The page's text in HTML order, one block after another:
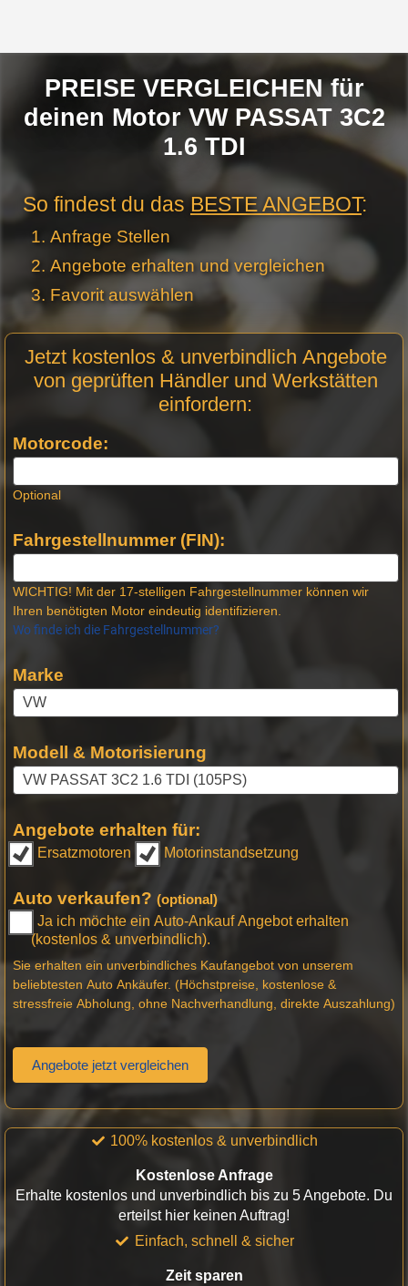
PREISE VERGLEICHEN für
deinen Motor VW PASSAT 3C2
1.6 TDI
So findest du dasBESTE ANGEBOT:
Anfrage Stellen
Angebote erhalten und vergleichen
Favorit auswählen
Anfrage
Stellen -
Jetzt kostenlos & unverbindlich Angebote
von geprüften Händler und Werkstätten
einfordern:
Motorcode:
Optional
Fahrgestellnummer (FIN):
WICHTIG! Mit der 17-stelligen Fahrgestellnummer können wir
Ihren benötigten Motor eindeutig identifizieren.
Wo finde ich die Fahrgestellnummer?
Marke
Modell & Motorisierung
Angebote erhalten für:
Ersatzmotoren Motorinstandsetzung
Auto verkaufen? (optional)
Ja ich möchte ein Auto-Ankauf Angebot erhalten
(kostenlos & unverbindlich).
Sie erhalten ein unverbindliches Kaufangebot von unserem
beliebtesten Auto Ankäufer. (Höchstpreise, kostenlose &
stressfreie Abholung, ohne Nachverhandlung, direkte Auszahlung)
Angebote jetzt vergleichen
100% kostenlos & unverbindlich
Kostenlose Anfrage
Erhalte kostenlos und unverbindlich bis zu 5 Angebote. Du
erteilst hier keinen Auftrag!
Einfach, schnell & sicher
Zeit sparen